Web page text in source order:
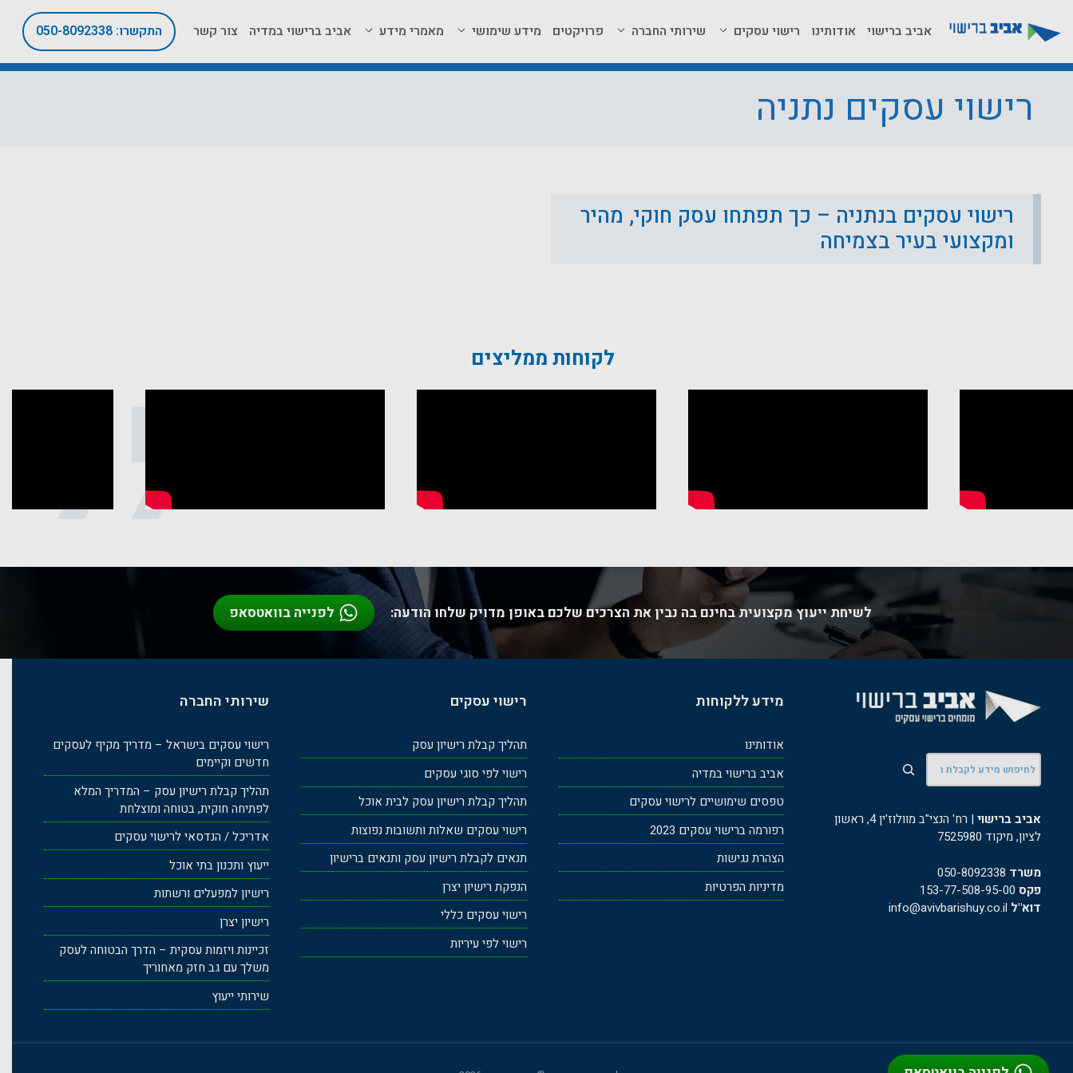
לתוכן
אביב ברישוי אודותינו רישוי עסקים שירותי החברה פרויקטים מידע שימושי מאמרי מידע אביב ברישוי במדיה צור קשר התקשרו: 050-8092338
רישוי עסקים נתניה
רישוי עסקים בנתניה – כך תפתחו עסק חוקי, מהיר
ומקצועי בעיר בצמיחה
לקוחות ממליצים
לשיחת ייעוץ מקצועית בחינם בה נבין את הצרכים שלכם באופן מדויק שלחו הודעה: לפנייה בוואטסאפ
חיפוש
אביב ברישוי
| רח' הנצי"ב מוולוז'ין 4, ראשון
לציון, מיקוד 7525980
משרד 050-8092338
פקס
דוא"ל
מידע ללקוחות
אודותינו
אביב ברישוי במדיה
טפסים שימושיים לרישוי עסקים
רפורמה ברישוי עסקים 2023
הצהרת נגישות
מדיניות הפרטיות
רישוי עסקים
תהליך קבלת רישיון עסק
רישוי לפי סוגי עסקים
תהליך קבלת רישיון עסק לבית אוכל
רישוי עסקים שאלות ותשובות נפוצות
תנאים לקבלת רישיון עסק ותנאים ברישיון
הנפקת רישיון יצרן
רישוי עסקים כללי
רישוי לפי עיריות
שירותי החברה
רישוי עסקים בישראל – מדריך מקיף לעסקים
חדשים וקיימים
תהליך קבלת רישיון עסק – המדריך המלא
לפתיחה חוקית, בטוחה ומוצלחת
אדריכל / הנדסאי לרישוי עסקים
ייעוץ ותכנון בתי אוכל
רישיון למפעלים ורשתות
רישיון יצרן
זכיינות ויזמות עסקית – הדרך הבטוחה לעסק
משלך עם גב חזק מאחוריך
שירותי ייעוץ
ואני מאשר את תנאי
מדיניות פרטיות
×